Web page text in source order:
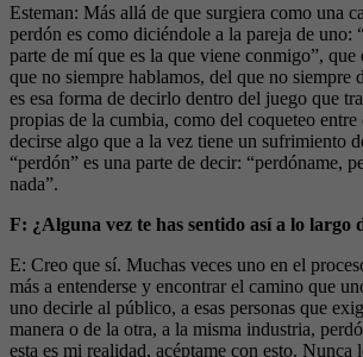
Esteman: Más allá de que surgiera como una
perdón es como diciéndole a la pareja de uno:
parte de mí que es la que viene conmigo”, que
que no siempre hablamos, del que no siempre
es esa forma de decirlo dentro del juego que
propias de la cumbia, como del coqueteo entre
decirse algo que a la vez tiene un sufrimiento
“perdón” es una parte de decir: “perdóname,
nada”.
F: ¿Alguna vez te has sentido así a lo largo
E: Creo que sí. Muchas veces uno en el
más a entenderse y encontrar el camino que
uno decirle al público, a esas personas que
manera o de la otra, a la misma industria,
esta es mi realidad, acéptame con esto. Nunca